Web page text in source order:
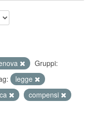
Gruppi:
legge
compensi